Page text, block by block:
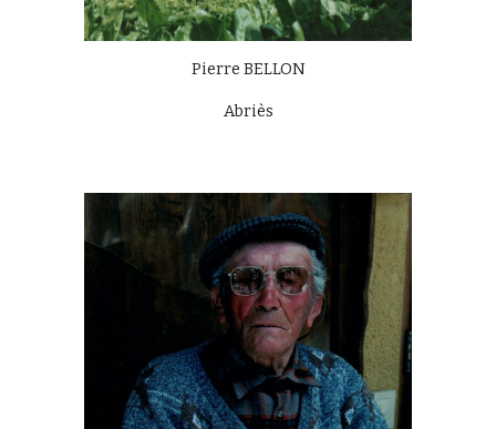
Pierre BELLON
Abriès